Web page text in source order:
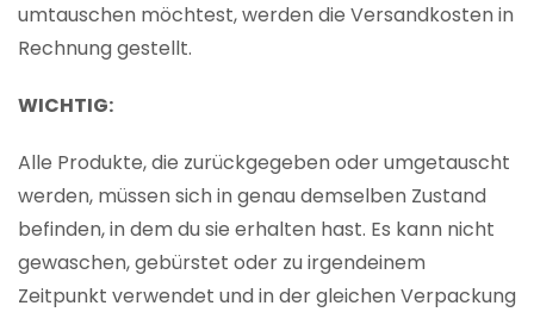
umtauschen möchtest, werden die Versandkosten in
Rechnung gestellt.
WICHTIG:
Alle Produkte, die zurückgegeben oder umgetauscht
werden, müssen sich in genau demselben Zustand
befinden, in dem du sie erhalten hast. Es kann nicht
gewaschen, gebürstet oder zu irgendeinem
Zeitpunkt verwendet und in der gleichen Verpackung